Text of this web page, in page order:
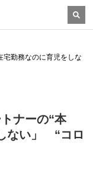
勤務なのに育児をしな
ナーの“本
ない」 “コロ